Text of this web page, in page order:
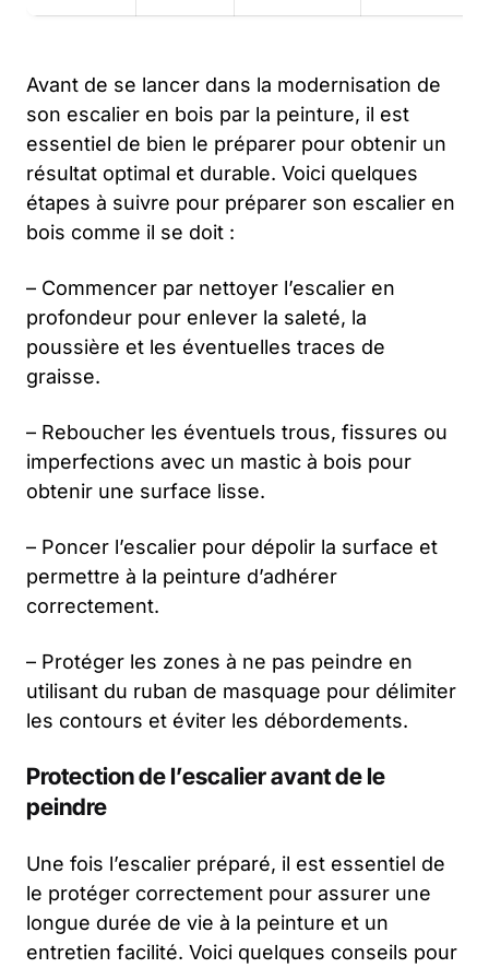
Avant de se lancer dans la modernisation de
son escalier en bois par la peinture, il est
essentiel de bien le préparer pour obtenir un
résultat optimal et durable. Voici quelques
étapes à suivre pour préparer son escalier en
bois comme il se doit :
– Commencer par nettoyer l’escalier en
profondeur pour enlever la saleté, la
poussière et les éventuelles traces de
graisse.
– Reboucher les éventuels trous, fissures ou
imperfections avec un mastic à bois pour
obtenir une surface lisse.
– Poncer l’escalier pour dépolir la surface et
permettre à la peinture d’adhérer
correctement.
– Protéger les zones à ne pas peindre en
utilisant du ruban de masquage pour délimiter
les contours et éviter les débordements.
Protection de l’escalier avant de le
peindre
Une fois l’escalier préparé, il est essentiel de
le protéger correctement pour assurer une
longue durée de vie à la peinture et un
entretien facilité. Voici quelques conseils pour